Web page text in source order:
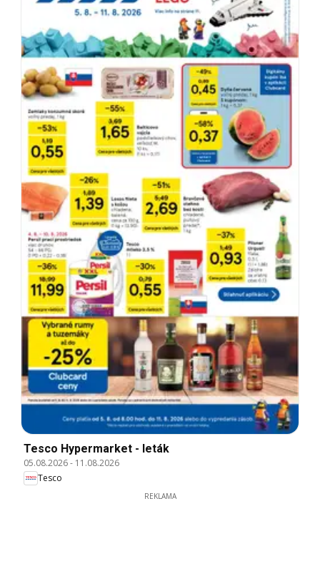
Tesco Hypermarket - leták
05.08.2026- 11.08.2026
Tesco
REKLAMA